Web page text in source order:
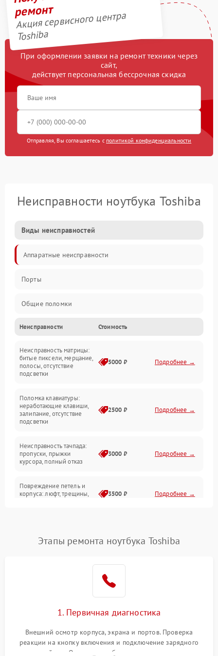
ремонт
Акция сервисного центра
Toshiba
При оформлении заявки на ремонт техники через
сайт,
действует персональная бессрочная скидка
Отправляя, Вы соглашаетесь с политикой конфиденциальности
Неисправности ноутбука Toshiba
Виды неисправностей
Аппаратные неисправности
Порты
Общие поломки
Устройства
Программные ошибки
Электрические и системные сбои
Интерфейсные проблемы
Батарея
Сеть и интернет
Неисправности Стоимость
Неисправность матрицы:
битые пиксели, мерцание,
полосы, отсутствие
подсветки
5000 ₽ Подробнее →
Поломка клавиатуры:
неработающие клавиши,
залипание, отсутствие
подсветки
2500 ₽ Подробнее →
Неисправность тачпада:
пропуски, прыжки
курсора, полный отказ
3000 ₽ Подробнее →
Повреждение петель и
корпуса: люфт, трещины,
3500 ₽ Подробнее →
невозможность зарядки,
2500 ₽ Подробнее →
2000 ₽
Перегрев из‑за пыли,
неисправности кулера
Выход из строя SSD или
Этапы ремонта ноутбука Toshiba
1. Первичная диагностика
Внешний осмотр корпуса, экрана и портов. Проверка
реакции на кнопку включения и подключение зарядного
устройства. Оценка потребления тока с помощью